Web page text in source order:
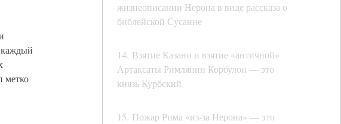
жизнеописании Нерона в виде рассказа о
библейской Сусанне
14. Взятие Казани и взятие «античной»
Артаксаты Римлянин Корбулон — это
князь Курбский
15. Пожар Рима «из-за Нерона» — это
метко